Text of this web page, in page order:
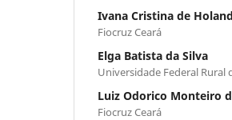
Ivana Cristina de
Fiocruz Ceará
Elga Batista da Silva
Universidade Federal Rural
Luiz Odorico Monteiro
Fiocruz Ceará